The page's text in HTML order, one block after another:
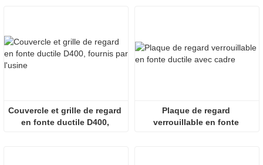
Couvercle et grille de regard
en fonte ductile D400,
Plaque de regard
verrouillable en fonte